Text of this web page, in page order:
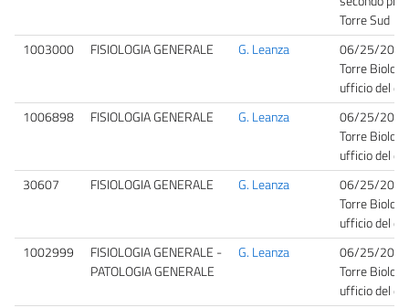
Torre Sud
1003000
FISIOLOGIA GENERALE G. Leanza
06/25/
Torre
ufficio del
1006898
FISIOLOGIA GENERALE G. Leanza
06/25/
Torre
ufficio del
30607
FISIOLOGIA GENERALE G. Leanza
06/25/
Torre
ufficio del
1002999
FISIOLOGIA GENERALE -
PATOLOGIA GENERALE
G. Leanza
06/25/
Torre
ufficio del